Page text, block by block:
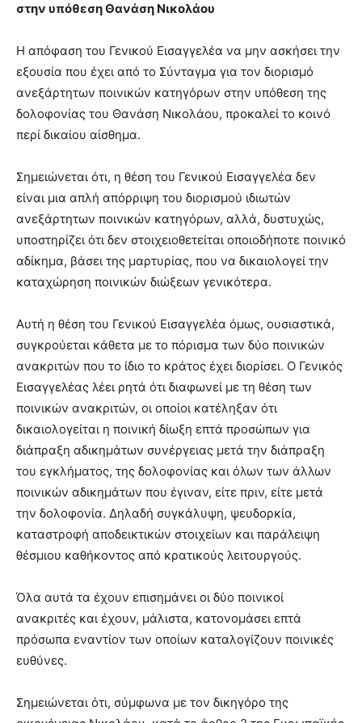
στην υπόθεση Θανάση Νικολάου
Η απόφαση του Γενικού Εισαγγελέα να μην ασκήσει την
εξουσία που έχει από το Σύνταγμα για τον διορισμό
ανεξάρτητων ποινικών κατηγόρων στην υπόθεση της
δολοφονίας του Θανάση Νικολάου, προκαλεί το κοινό
περί δικαίου αίσθημα.
Σημειώνεται ότι, η θέση του Γενικού Εισαγγελέα δεν
είναι μια απλή απόρριψη του διορισμού ιδιωτών
ανεξάρτητων ποινικών κατηγόρων, αλλά, δυστυχώς,
υποστηρίζει ότι δεν στοιχειοθετείται οποιοδήποτε ποινικό
αδίκημα, βάσει της μαρτυρίας, που να δικαιολογεί την
καταχώρηση ποινικών διώξεων γενικότερα.
Αυτή η θέση του Γενικού Εισαγγελέα όμως, ουσιαστικά,
συγκρούεται κάθετα με το πόρισμα των δύο ποινικών
ανακριτών που το ίδιο το κράτος έχει διορίσει. Ο Γενικός
Εισαγγελέας λέει ρητά ότι διαφωνεί με τη θέση των
ποινικών ανακριτών, οι οποίοι κατέληξαν ότι
δικαιολογείται η ποινική δίωξη επτά προσώπων για
διάπραξη αδικημάτων συνέργειας μετά την διάπραξη
του εγκλήματος, της δολοφονίας και όλων των άλλων
ποινικών αδικημάτων που έγιναν, είτε πριν, είτε μετά
την δολοφονία. Δηλαδή συγκάλυψη, ψευδορκία,
καταστροφή αποδεικτικών στοιχείων και παράλειψη
θέσμιου καθήκοντος από κρατικούς λειτουργούς.
Όλα αυτά τα έχουν επισημάνει οι δύο ποινικοί
ανακριτές και έχουν, μάλιστα, κατονομάσει επτά
πρόσωπα εναντίον των οποίων καταλογίζουν ποινικές
ευθύνες.
Σημειώνεται ότι, σύμφωνα με τον δικηγόρο της